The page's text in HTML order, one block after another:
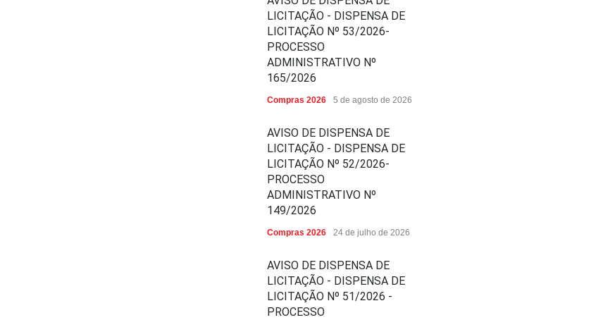
LICITAÇÃO - DISPENSA DE
LICITAÇÃO Nº 53/2026-
PROCESSO
ADMINISTRATIVO Nº
165/2026
Compras 2026 5 de agosto de 2026
AVISO DE DISPENSA DE
LICITAÇÃO - DISPENSA DE
LICITAÇÃO Nº 52/2026-
PROCESSO
ADMINISTRATIVO Nº
149/2026
Compras 2026 24 de julho de 2026
AVISO DE DISPENSA DE
LICITAÇÃO - DISPENSA DE
LICITAÇÃO Nº 51/2026 -
PROCESSO